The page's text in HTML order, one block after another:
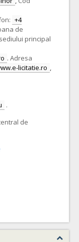
+4
de
principal
. Adresa
licitatie.ro ,
.
de